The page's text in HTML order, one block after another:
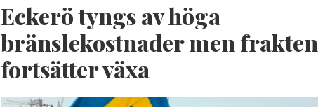
Eckerö tyngs av höga
bränslekostnader men frakten
fortsätter växa